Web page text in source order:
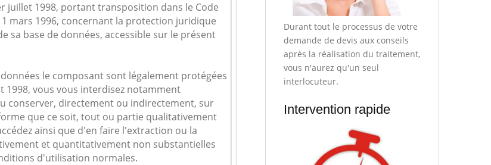
juillet 1998, portant transposition dans le Code
mars 1996, concernant la protection juridique
sa base de données, accessible sur le présent
le composant sont légalement protégées
vous vous interdisez notamment
conserver, directement ou indirectement, sur
que ce soit, tout ou partie qualitativement
ainsi que d'en faire l'extraction ou la
et quantitativement non substantielles
d'utilisation normales.
Durant tout le processus de votre
demande de devis aux conseils
après la réalisation du traitement,
vous n'aurez qu'un seul
interlocuteur.
Intervention rapide